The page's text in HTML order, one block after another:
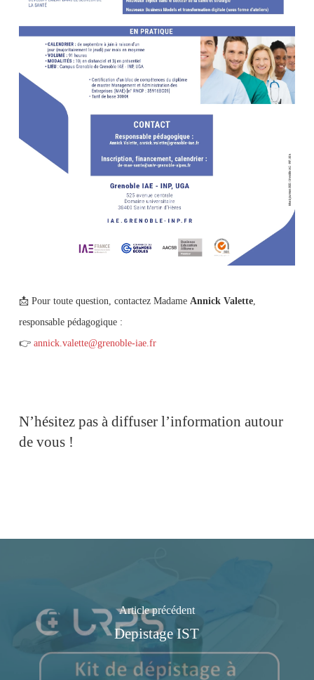
📩 Pour toute question, contactez Madame Annick Valette,
responsable pédagogique :
👉 annick.valette@grenoble-iae.fr
N’hésitez pas à diffuser l’information autour
de vous !
Article précédent
Depistage IST